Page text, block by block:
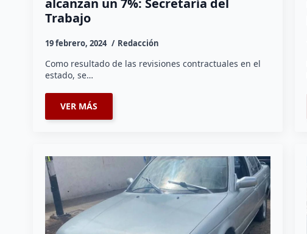
alcanzan un 7%: Secretaría del
Trabajo
19 febrero, 2024 Redacción
Como resultado de las revisiones contractuales en el
estado, se…
VER MÁS